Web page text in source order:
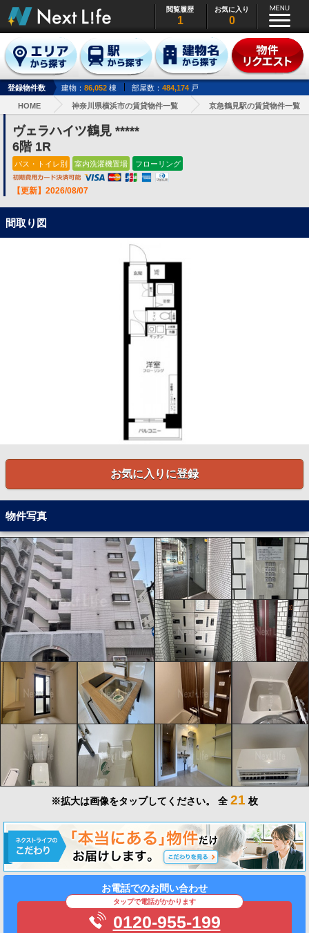
閲覧履歴
1
お気に入り
0
登録物件数 建物： 86,052 棟 部屋数： 484,174 戸
HOME 神奈川県横浜市の賃貸物件一覧 京急鶴見駅の賃貸物件一覧
ヴェラハイツ鶴見 *****
6階 1R
バス・トイレ別 室内洗濯機置場 フローリング
【更新】2026/08/07
間取り図
お気に入りに登録
物件写真
※拡大は画像をタップしてください。 全 21 枚
お電話でのお問い合わせ
タップで電話がかかります
0120-955-199